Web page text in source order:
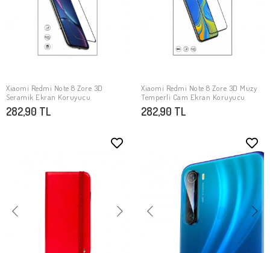
SEPETE EKLE
Xiaomi Redmi Note 8 Zore 3D
Seramik Ekran Koruyucu
282,90 TL
SEPETE EKLE
Xiaomi Redmi Note 8 Zore 3D Muzy
Temperli Cam Ekran Koruyucu
282,90 TL